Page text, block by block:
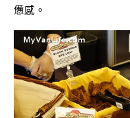
憊感。